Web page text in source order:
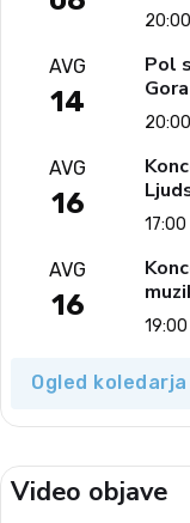
AVG
14
Pol
AVG
16
AVG
16
Ogled koledarja
Video objave